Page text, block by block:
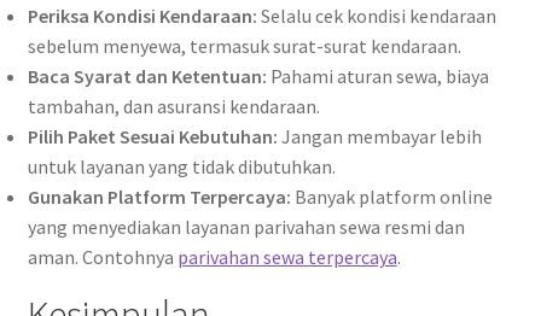
Periksa Kondisi Kendaraan: Selalu cek kondisi kendaraan
sebelum menyewa, termasuk surat-surat kendaraan.
Baca Syarat dan Ketentuan: Pahami aturan sewa, biaya
tambahan, dan asuransi kendaraan.
Pilih Paket Sesuai Kebutuhan: Jangan membayar lebih
untuk layanan yang tidak dibutuhkan.
Gunakan Platform Terpercaya: Banyak platform online
yang menyediakan layanan parivahan sewa resmi dan
aman. Contohnya parivahan sewa terpercaya.